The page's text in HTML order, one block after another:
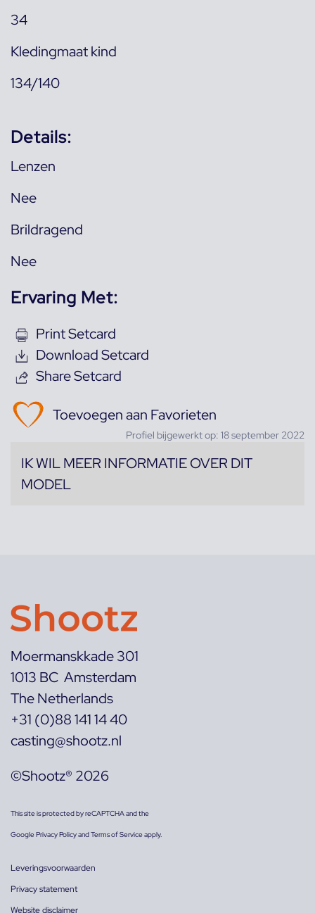
34
Kledingmaat kind
134/140
Details:
Lenzen
Nee
Brildragend
Nee
Ervaring Met:
Print Setcard
Download Setcard
Share Setcard
Toevoegen aan Favorieten
Profiel bijgewerkt op: 18 september 2022
IK WIL MEER INFORMATIE OVER DIT
MODEL
Moermanskkade 301
1013 BC Amsterdam
The Netherlands
+31 (0)88 141 14 40
casting@shootz.nl
©Shootz® 2026
This site is protected by reCAPTCHA and the
GooglePrivacy PolicyandTerms of Serviceapply.
Leveringsvoorwaarden
Privacy statement
Website disclaimer